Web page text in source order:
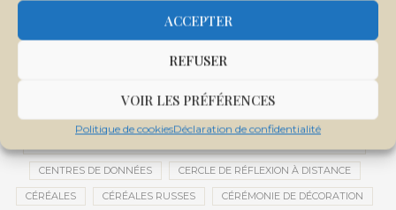
ACCEPTER
REFUSER
VOIR LES PRÉFÉRENCES
Politique de cookiesDéclaration de confidentialité
CENTRALE SOLAIRE DE SANANKOROBA
CENTRE D'INTELLIGENCE ARTIFICIELLE
CENTRE DE SANTÉ COMMUNAUTAIRE
CENTRE INTERNATIONAL DE CONFÉRENCES DE BAMAKO
CENTRE MALI
CENTRES DE DONNÉES CERCLE DE RÉFLEXION À DISTANCE
CÉRÉALES CÉRÉALES RUSSES CÉRÉMONIE DE DÉCORATION